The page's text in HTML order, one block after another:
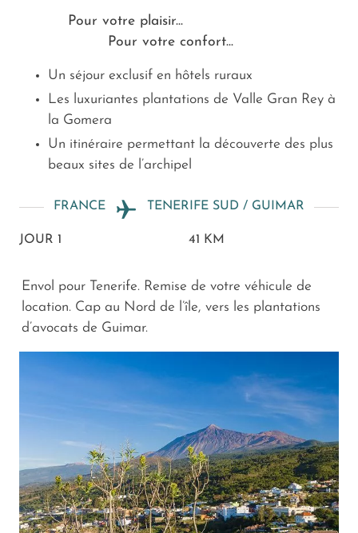
Pour votre plaisir...
Pour votre confort...
Un séjour exclusif en hôtels ruraux
Les luxuriantes plantations de Valle Gran Rey à
la Gomera
Un itinéraire permettant la découverte des plus
beaux sites de l’archipel
FRANCE TENERIFE SUD / GUIMAR
JOUR 1 41 KM
Envol pour Tenerife. Remise de votre véhicule de
location. Cap au Nord de l’île, vers les plantations
d’avocats de Guimar.